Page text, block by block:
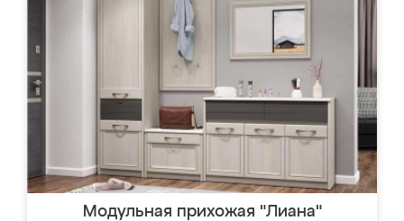
Модульная прихожая "Лиана"